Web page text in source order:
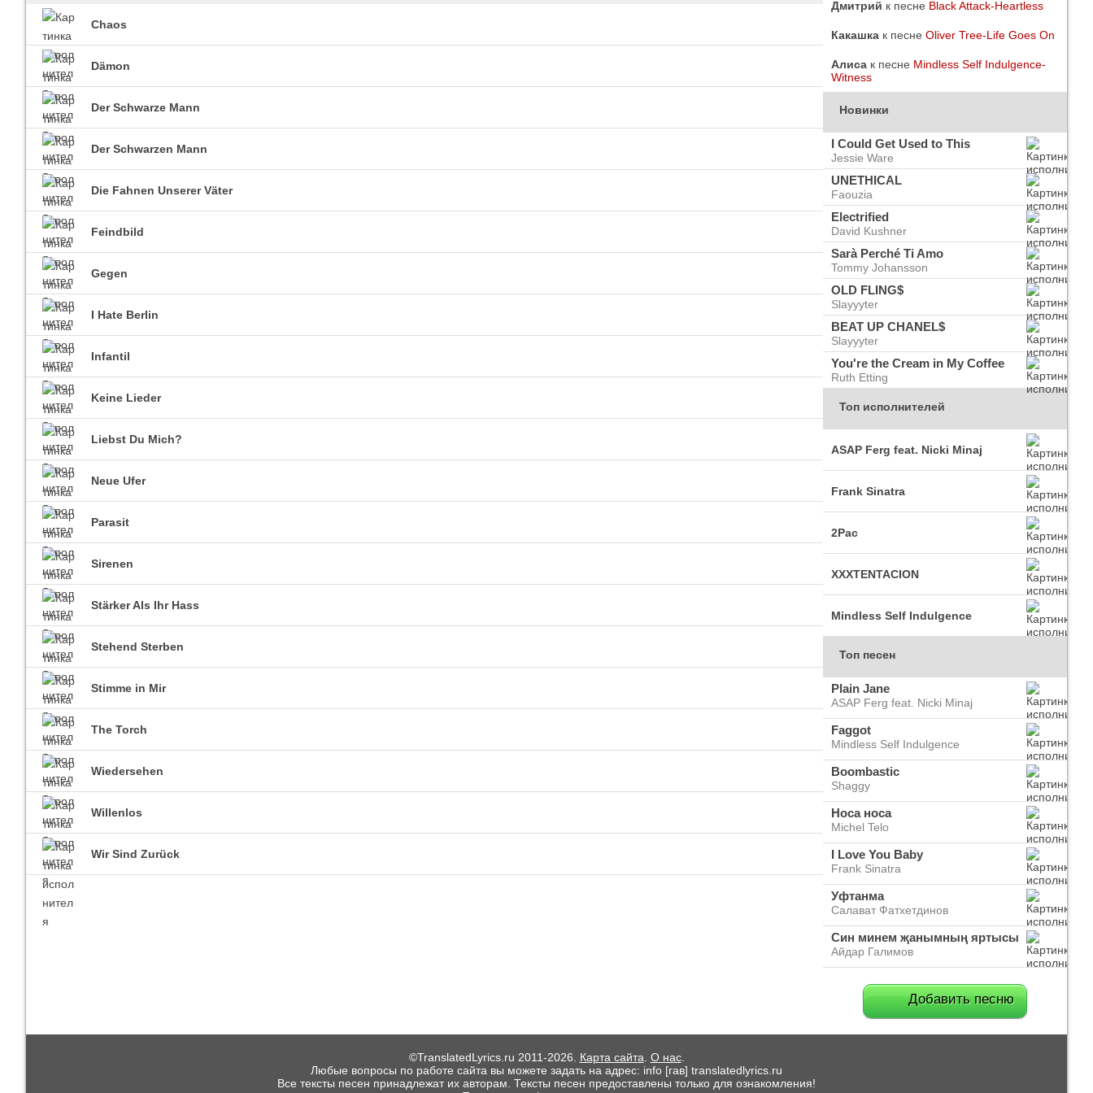
Imagine Dragons
Все песни Все песни Все песни
Blind Guardian
Chaos
Dämon
Der Schwarze Mann
Der Schwarzen Mann
Die Fahnen Unserer Väter
Feindbild
Gegen
I Hate Berlin
Infantil
Keine Lieder
Liebst Du Mich?
Neue Ufer
Parasit
Sirenen
Stärker Als Ihr Hass
Stehend Sterben
Stimme in Mir
The Torch
Wiedersehen
Willenlos
Wir Sind Zurück
Дмитрий к песне Black Attack-Heartless
Какашка к песне Oliver Tree-Life Goes On
Алиса к песне Mindless Self Indulgence-
Witness
Новинки
I Could Get Used to This
Jessie Ware
UNETHICAL
Faouzia
Electrified
David Kushner
Sarà Perché Ti Amo
Tommy Johansson
OLD FLING$
Slayyyter
BEAT UP CHANEL$
Slayyyter
You're the Cream in My Coffee
Ruth Etting
Топ исполнителей
ASAP Ferg feat. Nicki Minaj
Frank Sinatra
2Pac
XXXTENTACION
Mindless Self Indulgence
Топ песен
Plain Jane
ASAP Ferg feat. Nicki Minaj
Faggot
Mindless Self Indulgence
Boombastic
Shaggy
Носа носа
Michel Telo
I Love You Baby
Frank Sinatra
Уфтанма
Салават Фатхетдинов
Син минем җанымның яртысы
Айдар Галимов
Добавить песню
©TranslatedLyrics.ru 2011-2026. Карта сайта О нас.
Любые вопросы по работе сайта вы можете задать на адрес: info [гав] translatedlyrics.ru
Все тексты песен принадлежат их авторам. Тексты песен предоставлены только для ознакомления!